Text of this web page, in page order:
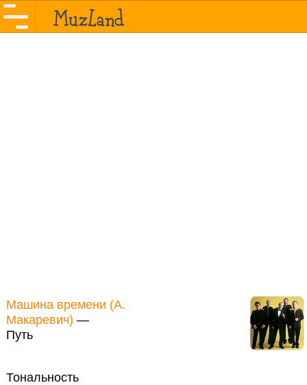
Машина времени (А.
Макаревич) —
Путь
Тональность